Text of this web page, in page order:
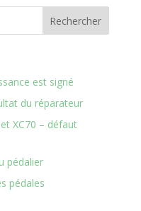
est signé
du réparateur
XC70 – défaut
pédalier
pédales